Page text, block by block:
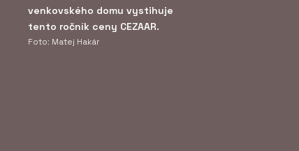
venkovského domu vystihuje
tento ročník ceny CEZAAR.
Foto: Matej Hakár